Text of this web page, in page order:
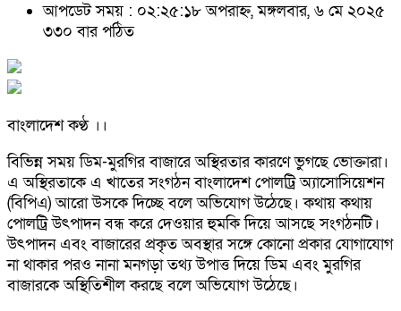
আপডেট সময় : ০২:২৫:১৮ অপরাহ্ন, মঙ্গলবার, ৬ মে ২০২৫
৩৩০ বার পঠিত
বাংলাদেশ কণ্ঠ ।।
বিভিন্ন সময় ডিম-মুরগির বাজারে অস্থিরতার কারণে ভুগছে ভোক্তারা।
এ অস্থিরতাকে এ খাতের সংগঠন বাংলাদেশ পোলট্রি অ্যাসোসিয়েশন
(বিপিএ) আরো উসকে দিচ্ছে বলে অভিযোগ উঠেছে। কথায় কথায়
পোলট্রি উৎপাদন বন্ধ করে দেওয়ার হুমকি দিয়ে আসছে সংগঠনটি।
উৎপাদন এবং বাজারের প্রকৃত অবস্থার সঙ্গে কোনো প্রকার যোগাযোগ
না থাকার পরও নানা মনগড়া তথ্য উপাত্ত দিয়ে ডিম এবং মুরগির
বাজারকে অস্থিতিশীল করছে বলে অভিযোগ উঠেছে।